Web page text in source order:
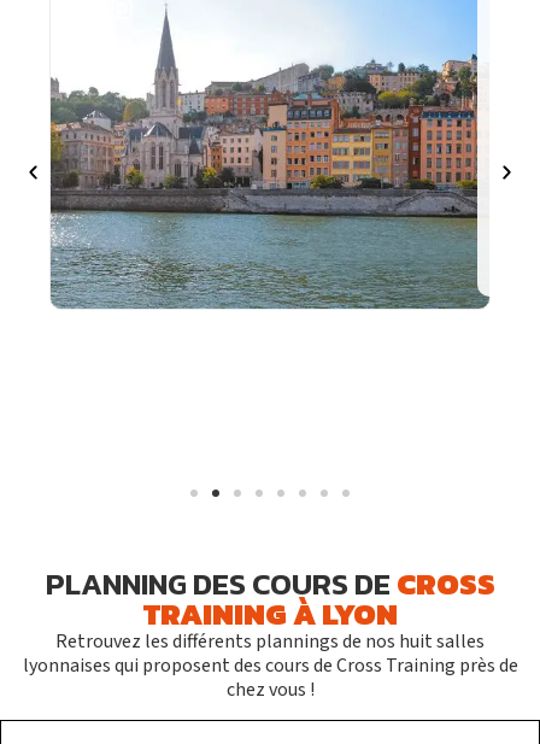
Adresse
141 rue Bataille,
Contact
+33 4 72 62 59 29
Découvrir le club
S'inscrire
PLANNING DES COURS DECROSS
TRAINING À LYON
Retrouvez les différents plannings de nos huit salles
lyonnaises qui proposent des cours de Cross Training près de
chez vous !